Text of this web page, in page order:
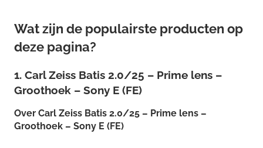
Wat zijn de populairste producten op
deze pagina?
1. Carl Zeiss Batis 2.0/25 – Prime lens –
Groothoek – Sony E (FE)
Over Carl Zeiss Batis 2.0/25 – Prime lens –
Groothoek – Sony E (FE)